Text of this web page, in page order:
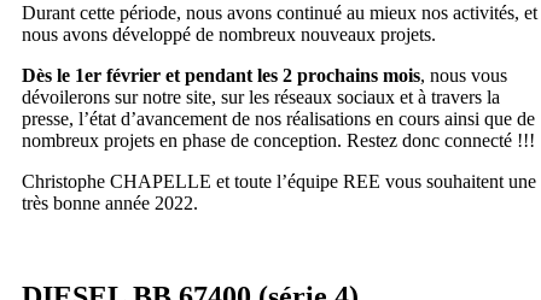
Durant cette période, nous avons continué au mieux nos activités, et
nous avons développé de nombreux nouveaux projets.
Dès le 1er février et pendant les 2 prochains mois, nous vous
dévoilerons sur notre site, sur les réseaux sociaux et à travers la
presse, l’état d’avancement de nos réalisations en cours ainsi que de
nombreux projets en phase de conception. Restez donc connecté !!!
Christophe CHAPELLE et toute l’équipe REE vous souhaitent une
très bonne année 2022.